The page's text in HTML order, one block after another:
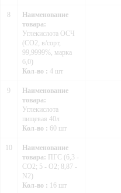
8
Наименование
товара:
Углекислота ОСЧ
(СО2, в/сорт,
99,9999%, марка
6,0)
Кол-во : 4 шт
9
Наименование
товара:
Углекислота
пищевая 40л
Кол-во : 60 шт
10
Наименование
товара: ПГС (6,3 -
СО2; 5 - О2; 8,87 -
N2)
Кол-во : 16 шт